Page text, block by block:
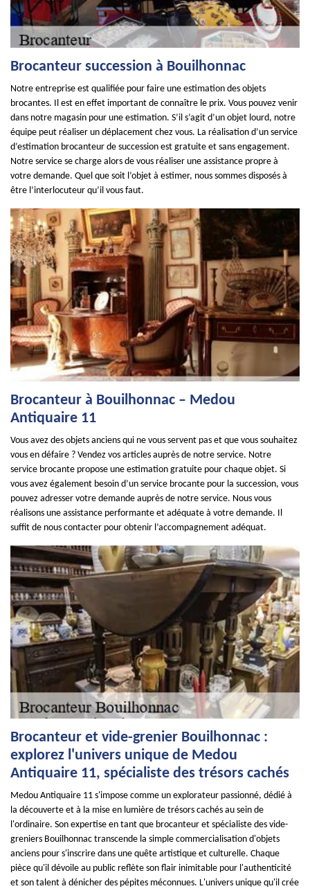
Brocanteur succession à Bouilhonnac
Notre entreprise est qualifiée pour faire une estimation des objets
brocantes. Il est en effet important de connaître le prix. Vous pouvez venir
dans notre magasin pour une estimation. S’il s’agit d’un objet lourd, notre
équipe peut réaliser un déplacement chez vous. La réalisation d’un service
d’estimation brocanteur de succession est gratuite et sans engagement.
Notre service se charge alors de vous réaliser une assistance propre à
votre demande. Quel que soit l’objet à estimer, nous sommes disposés à
être l’interlocuteur qu’il vous faut.
Brocanteur à Bouilhonnac – Medou
Antiquaire 11
Vous avez des objets anciens qui ne vous servent pas et que vous souhaitez
vous en défaire ? Vendez vos articles auprès de notre service. Notre
service brocante propose une estimation gratuite pour chaque objet. Si
vous avez également besoin d’un service brocante pour la succession, vous
pouvez adresser votre demande auprès de notre service. Nous vous
réalisons une assistance performante et adéquate à votre demande. Il
suffit de nous contacter pour obtenir l’accompagnement adéquat.
Brocanteur et vide-grenier Bouilhonnac :
explorez l'univers unique de Medou
Antiquaire 11, spécialiste des trésors cachés
Medou Antiquaire 11 s'impose comme un explorateur passionné, dédié à
la découverte et à la mise en lumière de trésors cachés au sein de
l'ordinaire. Son expertise en tant que brocanteur et spécialiste des vide-
greniers Bouilhonnac transcende la simple commercialisation d'objets
anciens pour s'inscrire dans une quête artistique et culturelle. Chaque
pièce qu'il dévoile au public reflète son flair inimitable pour l'authenticité
et son talent à dénicher des pépites méconnues. L'univers unique qu'il crée